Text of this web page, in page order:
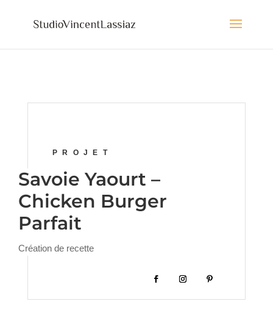
PROJET
Savoie Yaourt –
Chicken Burger
Parfait
Création de recette